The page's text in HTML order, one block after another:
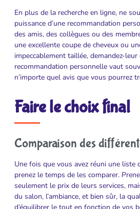
En plus de la recherche en ligne, ne
puissance d’une recommandation
des amis, des collègues ou des
une excellente coupe de cheveux ou
impeccablement taillée, demandez-
recommandation personnelle vaut
n’importe quel avis que vous pourrez
Faire le choix final
Comparaison des
Une fois que vous avez réuni une liste
prenez le temps de les comparer.
seulement le prix de leurs services,
du salon, l’ambiance, et bien sûr, la